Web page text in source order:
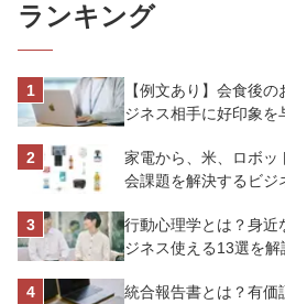
ランキング
【例文あり】会食後の
ジネス相手に好印象を
家電から、米、ロボッ
会課題を解決するビジ
行動心理学とは？身近
ジネス使える13選を解
統合報告書とは？有価